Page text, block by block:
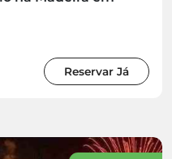
Reservar Já